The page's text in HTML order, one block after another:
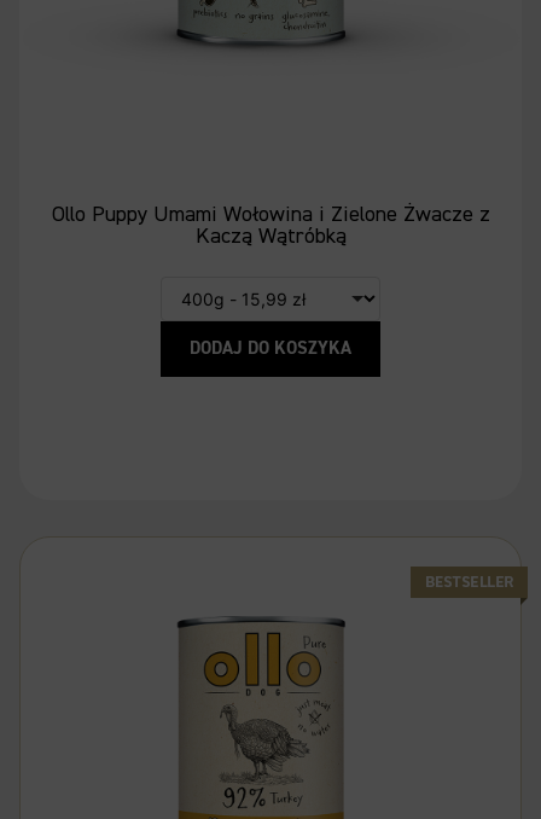
Ollo Puppy Umami Wołowina i Zielone Żwacze z
Kaczą Wątróbką
DODAJ DO KOSZYKA